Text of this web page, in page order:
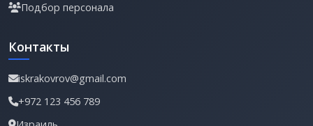
Подбор персонала
Контакты
iskrakovrov@gmail.com
+972 123 456 789